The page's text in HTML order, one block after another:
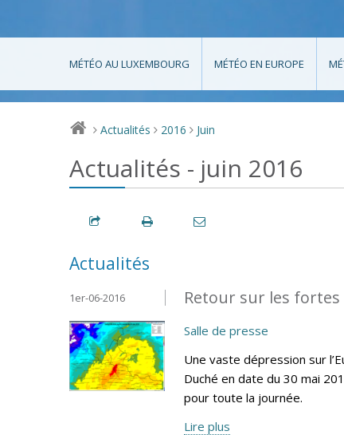
MÉTÉO AU LUXEMBOURG MÉTÉO EN EUROPE
> Actualités > 2016 > Juin
Actualités - juin 2016
Actualités
Retour sur les
1er-06-2016
Salle de presse
Une vaste dépression sur
Duché en date du 30 mai
pour toute la journée.
Lire plus